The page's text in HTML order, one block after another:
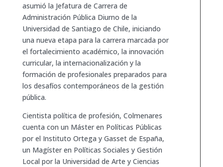
asumió la Jefatura de Carrera de
Administración Pública Diurno de la
Universidad de Santiago de Chile, iniciando
una nueva etapa para la carrera marcada por
el fortalecimiento académico, la innovación
curricular, la internacionalización y la
formación de profesionales preparados para
los desafíos contemporáneos de la gestión
pública.
Cientista política de profesión, Colmenares
cuenta con un Máster en Políticas Públicas
por el Instituto Ortega y Gasset de España,
un Magíster en Políticas Sociales y Gestión
Local por la Universidad de Arte y Ciencias